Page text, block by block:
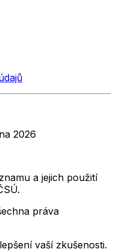
2026
a jejich použití
práva
vaší zkušenosti.